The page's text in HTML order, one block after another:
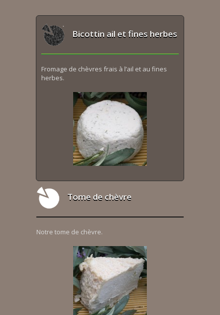
Bicottin ail et fines herbes
Fromage de chèvres frais à l’ail et au fines
herbes.
Tome de chèvre
Notre tome de chèvre.